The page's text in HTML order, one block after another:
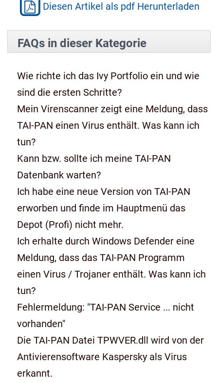
Diesen Artikel als pdf Herunterladen
FAQs in dieser Kategorie
Wie richte ich das Ivy Portfolio ein und wie
sind die ersten Schritte?
Mein Virenscanner zeigt eine Meldung, dass
TAI-PAN einen Virus enthält. Was kann ich
tun?
Kann bzw. sollte ich meine TAI-PAN
Datenbank warten?
Ich habe eine neue Version von TAI-PAN
erworben und finde im Hauptmenü das
Depot (Profi) nicht mehr.
Ich erhalte durch Windows Defender eine
Meldung, dass das TAI-PAN Programm
einen Virus / Trojaner enthält. Was kann ich
tun?
Fehlermeldung: "TAI-PAN Service ... nicht
vorhanden"
Die TAI-PAN Datei TPWVER.dll wird von der
Antivierensoftware Kaspersky als Virus
erkannt.